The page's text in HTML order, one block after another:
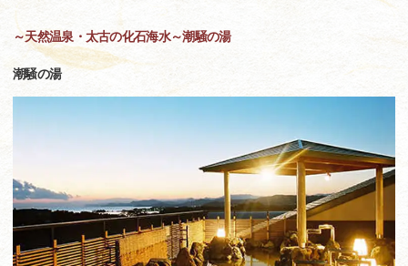
～天然温泉・太古の化石海水～潮騒の湯
潮騒の湯